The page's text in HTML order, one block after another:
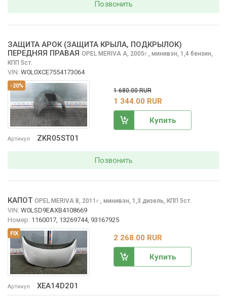
Позвонить
-20%
Артикул ZKR05ST01
ЗАЩИТА АРОК (ЗАЩИТА КРЫЛА, ПОДКРЫЛОК)
ПЕРЕДНЯЯ ПРАВАЯ OPEL MERIVA A, 2005г.
минивэн, 1,4 бензин,
КПП 5ст.
VIN: W0L0XCE7554173064
1 680.00 RUR
1 344.00 RUR
Купить
Позвонить
FIX
Артикул XEA14D201
КАПОТ OPEL MERIVA B, 2011 г. минивэн, 1,3 дизель, КПП 5ст.
VIN: W0LSD9EAXB4108669
Номер: 1160017, 13269744, 93167925
2 268.00 RUR
Купить